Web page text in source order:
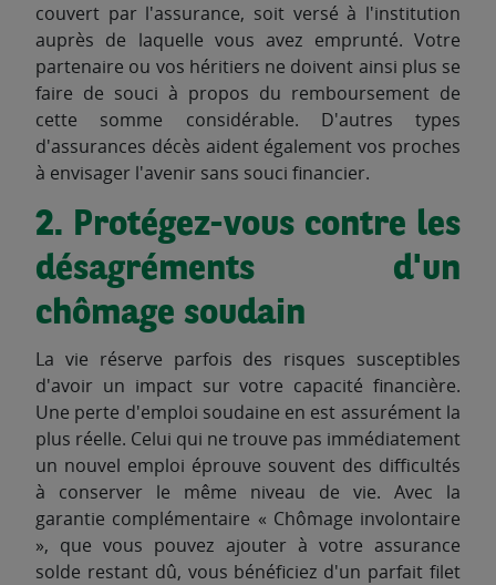
couvert par l'assurance, soit versé à l'institution
auprès de laquelle vous avez emprunté. Votre
partenaire ou vos héritiers ne doivent ainsi plus se
faire de souci à propos du remboursement de
cette somme considérable. D'autres types
d'assurances décès aident également vos proches
à envisager l'avenir sans souci financier.
2. Protégez-vous contre les
désagréments d'un
chômage soudain
La vie réserve parfois des risques susceptibles
d'avoir un impact sur votre capacité financière.
Une perte d'emploi soudaine en est assurément la
plus réelle. Celui qui ne trouve pas immédiatement
un nouvel emploi éprouve souvent des difficultés
à conserver le même niveau de vie. Avec la
garantie complémentaire « Chômage involontaire
», que vous pouvez ajouter à votre assurance
solde restant dû, vous bénéficiez d'un parfait filet